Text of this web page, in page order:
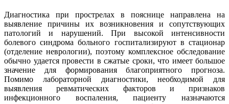
Диагностика при прострелах в пояснице направлена на
выявление причины их возникновения и сопутствующих
патологий и нарушений. При высокой интенсивности
болевого синдрома больного госпитализируют в стационар
(отделение неврологии), поэтому комплексное обследование
обычно удается провести в сжатые сроки, что имеет большое
значение для формирования благоприятного прогноза.
Помимо лабораторной диагностики, необходимой для
выявления ревматических факторов и признаков
инфекционного воспаления, пациенту назначаются